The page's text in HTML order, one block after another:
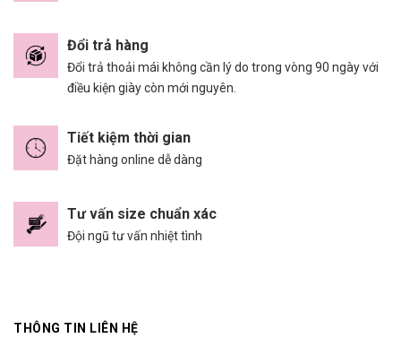
Đổi trả hàng
Đổi trả thoải mái không cần lý do trong vòng 90 ngày với
điều kiện giày còn mới nguyên.
Tiết kiệm thời gian
Đặt hàng online dễ dàng
Tư vấn size chuẩn xác
Đội ngũ tư vấn nhiệt tình
THÔNG TIN LIÊN HỆ